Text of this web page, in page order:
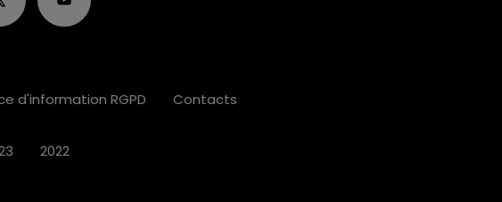
d'information RGPD Contacts
2022